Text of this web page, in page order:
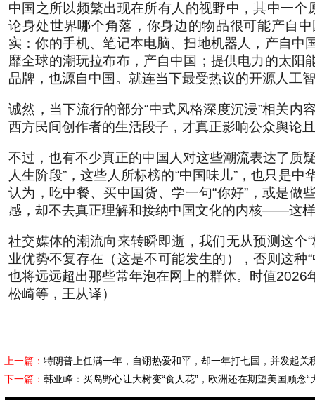
中国之所以频繁出现在所有人的视野中，其中一个
论身处世界哪个角落，你身边的物品很可能产自
实：你的手机、笔记本电脑、扫地机器人，产自中
靡全球的潮玩拉布布，产自中国；提供电力的太
品牌，也源自中国。就连当下最受热议的开源人工
诚然，当下流行的部分“中式风格深度沉浸”相关
西方民间创作者的生活段子，才真正影响公众舆论
不过，也有不少真正的中国人对这些潮流表达了质
人生阶段”，这些人所标榜的“中国味儿”，也只是
认为，吃中餐、买中国货、学一句“你好”，或是
感，却不去真正理解和接纳中国文化的内核——这
社交媒体的潮流向来转瞬即逝，我们无从预测这个
业优势不复存在（这是不可能发生的），否则这种
也将远远超出那些常年泡在网上的群体。时值2026
松崎等，王从译）
上一篇： 特朗普上任满一年，自诩热爱和平，却一年打七国，并发起
下一篇： 韩亚峰：买岛野心让大树变“食人花”，欧洲还在期望美国顾念“